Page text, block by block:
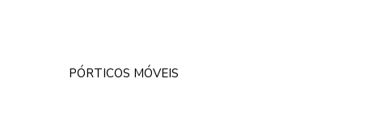
PÓRTICOS MÓVEIS